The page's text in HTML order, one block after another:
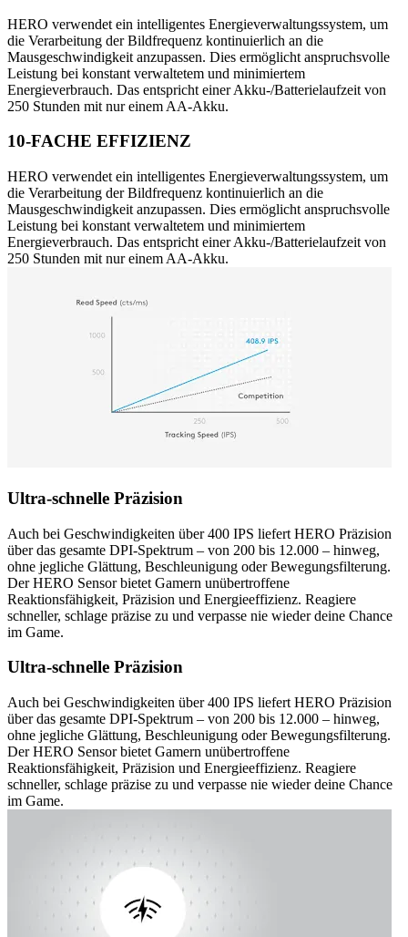
HERO verwendet ein intelligentes Energieverwaltungssystem, um
die Verarbeitung der Bildfrequenz kontinuierlich an die
Mausgeschwindigkeit anzupassen. Dies ermöglicht anspruchsvolle
Leistung bei konstant verwaltetem und minimiertem
Energieverbrauch. Das entspricht einer Akku-/Batterielaufzeit von
250 Stunden mit nur einem AA-Akku.
10-FACHE EFFIZIENZ
HERO verwendet ein intelligentes Energieverwaltungssystem, um
die Verarbeitung der Bildfrequenz kontinuierlich an die
Mausgeschwindigkeit anzupassen. Dies ermöglicht anspruchsvolle
Leistung bei konstant verwaltetem und minimiertem
Energieverbrauch. Das entspricht einer Akku-/Batterielaufzeit von
250 Stunden mit nur einem AA-Akku.
Ultra-schnelle Präzision
Auch bei Geschwindigkeiten über 400 IPS liefert HERO Präzision
über das gesamte DPI-Spektrum – von 200 bis 12.000 – hinweg,
ohne jegliche Glättung, Beschleunigung oder Bewegungsfilterung.
Der HERO Sensor bietet Gamern unübertroffene
Reaktionsfähigkeit, Präzision und Energieeffizienz. Reagiere
schneller, schlage präzise zu und verpasse nie wieder deine Chance
im Game.
Ultra-schnelle Präzision
Auch bei Geschwindigkeiten über 400 IPS liefert HERO Präzision
über das gesamte DPI-Spektrum – von 200 bis 12.000 – hinweg,
ohne jegliche Glättung, Beschleunigung oder Bewegungsfilterung.
Der HERO Sensor bietet Gamern unübertroffene
Reaktionsfähigkeit, Präzision und Energieeffizienz. Reagiere
schneller, schlage präzise zu und verpasse nie wieder deine Chance
im Game.